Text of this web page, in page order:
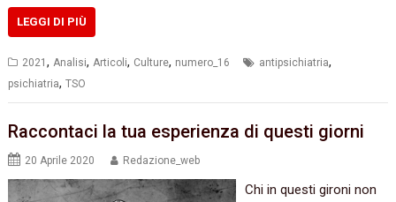
LEGGI DI PIÙ
2021, Analisi, Articoli, Culture, numero_16 antipsichiatria,
psichiatria,TSO
Raccontaci la tua esperienza di questi giorni
20 Aprile 2020 Redazione_web
Chi in questi gironi non